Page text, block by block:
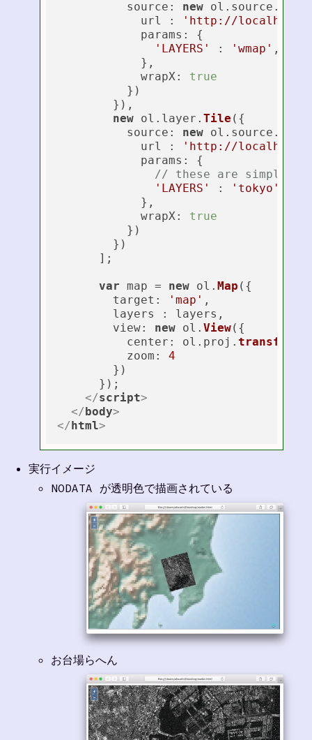
source : new ol. source .
            url :
'http://
params : {
'LAYERS'
: 'wmap' ,
            },
wrapX : true
          })
        }),
new ol. layer . Tile ({
source : new ol. source .
            url :
'http://
params : {
// these are simply
'LAYERS'
: 'tokyo'
            },
wrapX : true
          })
        })
      ];
var map = new ol. Map ({
target : 'map' ,
        layers : layers,
view: new ol. View({
center : ol. proj . transform
zoom : 4
        })
      });
</script>
</body>
</html>
実行イメージ
NODATA が透明色で描画されている
お台場らへん